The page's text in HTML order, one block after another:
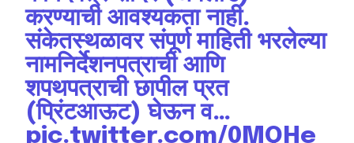
करण्याची आवश्यकता नाही.
संकेतस्थळावर संपूर्ण माहिती भरलेल्या
नामनिर्देशनपत्राची आणि
शपथपत्राची छापील प्रत
(प्रिंटआऊट) घेऊन व…
pic.twitter.com/0MQHe